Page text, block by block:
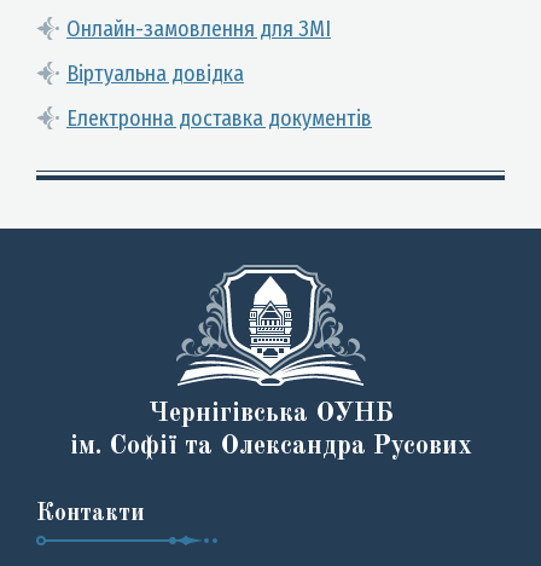
Онлайн-замовлення для ЗМІ
Віртуальна довідка
Електронна доставка документів
Чернігівська ОУНБ
ім. Софії та Олександра Русових
Контакти